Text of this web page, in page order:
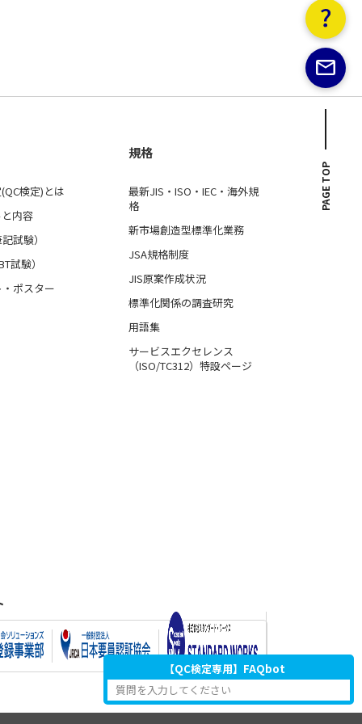
検定)とは
内容
試験）
試験）
ポスター
規格
最新JIS・ISO・IEC・海外規
格
新市場創造型標準化業務
JSA規格制度
JIS原案作成状況
標準化関係の調査研究
用語集
サービスエクセレンス
（ISO/TC312）特設ページ
PAGE TOP
【QC検定専用】FAQbot
質問を入力してください